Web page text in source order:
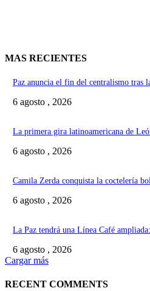
MAS RECIENTES
Paz anuncia el fin del centralismo tras
6 agosto , 2026
La primera gira latinoamericana de
6 agosto , 2026
Camila Zerda conquista la coctelería
6 agosto , 2026
La Paz tendrá una Línea Café
6 agosto , 2026
Cargar más
RECENT COMMENTS